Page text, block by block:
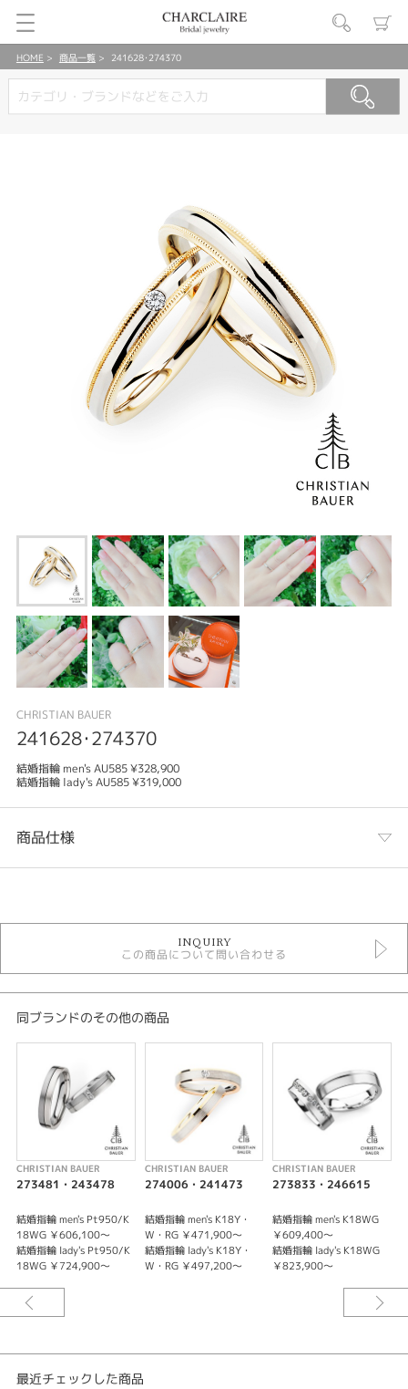
HOME 商品一覧 241628･274370
CHRISTIAN BAUER
241628･274370
結婚指輪 men's AU585 ¥328,900
結婚指輪 lady's AU585 ¥319,000
商品仕様
CHRISTIAN BAUER 結婚指輪
性別
紹介文
※価格は全て税込となります。
INQUIRY
この商品について問い合わせる
同ブランドのその他の商品
CHRISTIAN BAUER
273481・243478
結婚指輪 men's Pt950/K
18WG ￥606,100～
結婚指輪 lady's Pt950/K
18WG ￥724,900～
CHRISTIAN BAUER
274006・241473
結婚指輪 men's K18Y・
W・RG ￥471,900～
結婚指輪 lady's K18Y・
W・RG ￥497,200～
CHRISTIAN BAUER
273833・246615
結婚指輪 men's K18WG
￥609,400～
結婚指輪 lady's K18WG
￥823,900～
最近チェックした商品